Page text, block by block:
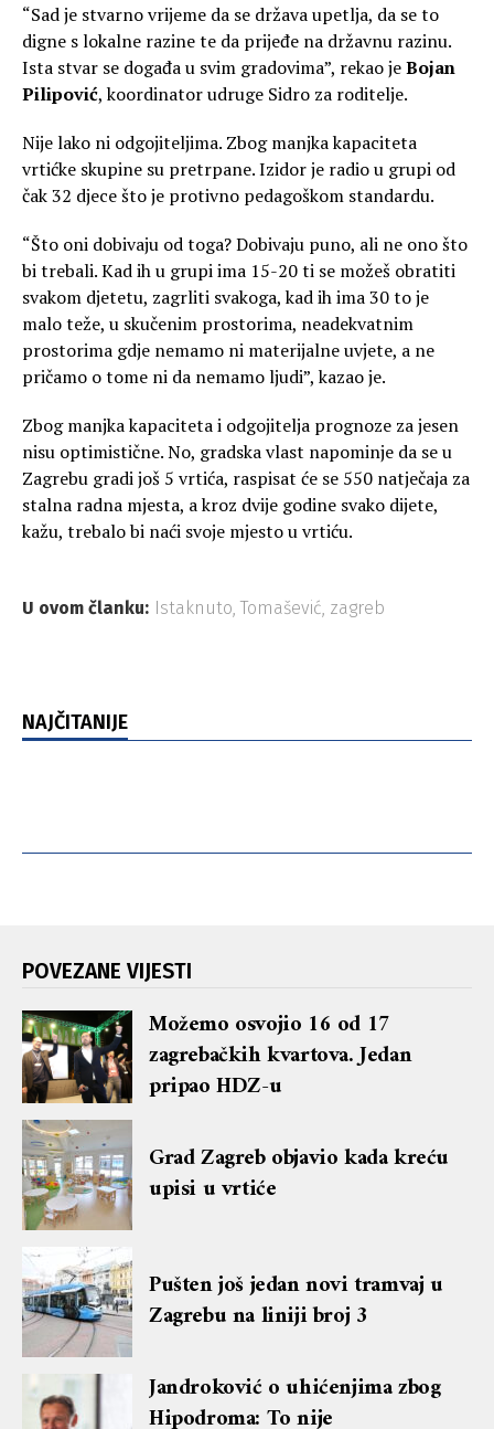
“Sad je stvarno vrijeme da se država upetlja, da se to
digne s lokalne razine te da prijeđe na državnu razinu.
Ista stvar se događa u svim gradovima”, rekao jeBojan
Pilipović, koordinator udruge Sidro za roditelje.
Nije lako ni odgojiteljima. Zbog manjka kapaciteta
vrtićke skupine su pretrpane. Izidor je radio u grupi od
čak 32 djece što je protivno pedagoškom standardu.
“Što oni dobivaju od toga? Dobivaju puno, ali ne ono što
bi trebali. Kad ih u grupi ima 15-20 ti se možeš obratiti
svakom djetetu, zagrliti svakoga, kad ih ima 30 to je
malo teže, u skučenim prostorima, neadekvatnim
prostorima gdje nemamo ni materijalne uvjete, a ne
pričamo o tome ni da nemamo ljudi”, kazao je.
Zbog manjka kapaciteta i odgojitelja prognoze za jesen
nisu optimistične. No, gradska vlast napominje da se u
Zagrebu gradi još 5 vrtića, raspisat će se 550 natječaja za
stalna radna mjesta, a kroz dvije godine svako dijete,
kažu, trebalo bi naći svoje mjesto u vrtiću.
U ovom članku: Istaknuto, Tomašević, zagreb
NAJČITANIJE
POVEZANE VIJESTI
Možemo osvojio 16 od 17
zagrebačkih kvartova. Jedan
pripao HDZ-u
Grad Zagreb objavio kada kreću
upisi u vrtiće
Pušten još jedan novi tramvaj u
Zagrebu na liniji broj 3
Jandroković o uhićenjima zbog
Hipodroma: To nije